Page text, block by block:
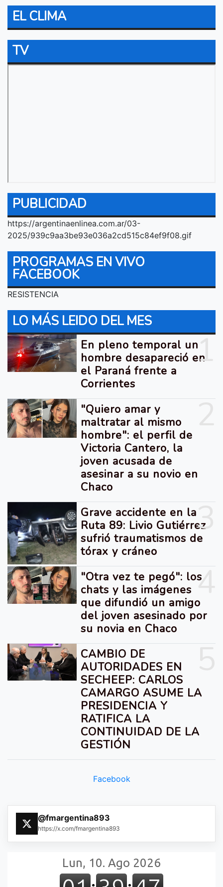
EL CLIMA
TV
PUBLICIDAD
https://argentinaenlinea.com.ar/03-
2025/939c9aa3be93e036a2cd515c84ef9f08.gif
PROGRAMAS EN VIVO
FACEBOOK
RESISTENCIA
LO MÁS LEIDO DEL MES
1
En pleno temporal un
hombre desapareció en
el Paraná frente a
Corrientes
"Quiero amar y
maltratar al mismo
hombre": el perfil de
Victoria Cantero, la
joven acusada de
asesinar a su novio en
Chaco
3
Grave accidente en la
Ruta 89: Livio Gutiérrez
sufrió traumatismos de
tórax y cráneo
4
"Otra vez te pegó": los
chats y las imágenes
que difundió un amigo
del joven asesinado por
su novia en Chaco
CAMBIO DE
AUTORIDADES EN
SECHEEP: CARLOS
CAMARGO ASUME LA
PRESIDENCIA Y
RATIFICA LA
CONTINUIDAD DE LA
GESTIÓN
Facebook
@fmargentina893
https://x.com/fmargentina893